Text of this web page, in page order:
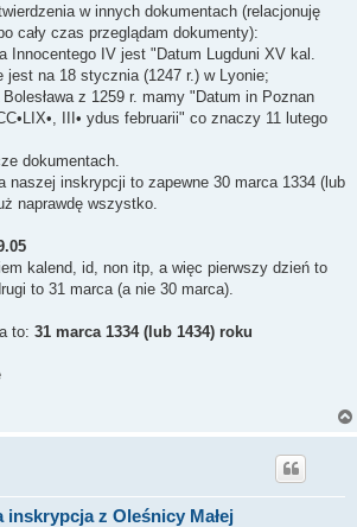
w innych dokumentach (relacjonuję
cały czas przeglądam dokumenty):
Innocentego IV jest "Datum Lugduni XV kal.
jest na 18 stycznia (1247 r.) w Lyonie;
z 1259 r. mamy "Datum in Poznan
III• ydus februarii" co znaczy 11 lutego
dokumentach.
inskrypcji to zapewne 30 marca 1334 (lub
naprawdę wszystko.
kalend, id, non itp, a więc pierwszy dzień to
to 31 marca (a nie 30 marca).
to: 31 marca 1334 (lub 1434) roku
inskrypcja z Oleśnicy Małej